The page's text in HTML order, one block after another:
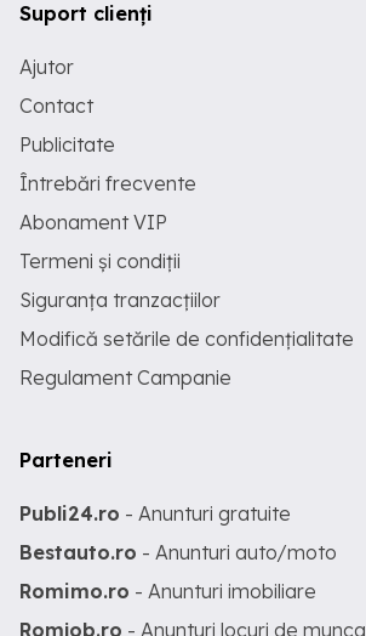
Suport clienți
Ajutor
Contact
Publicitate
Întrebări frecvente
Abonament VIP
Termeni și condiții
Siguranța tranzacțiilor
Modifică setările de confidențialitate
Regulament Campanie
Parteneri
Publi24.ro - Anunturi gratuite
Bestauto.ro - Anunturi auto/moto
Romimo.ro - Anunturi imobiliare
Romjob.ro - Anunturi locuri de munca